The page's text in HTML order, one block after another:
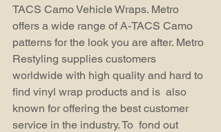
TACS Camo Vehicle Wraps. Metro
offers a wide range of A-TACS Camo
patterns for the look you are after. Metro
Restyling supplies customers
worldwide with high quality and hard to
find vinyl wrap products and is  also
known for offering the best customer
service in the industry. To  fond out